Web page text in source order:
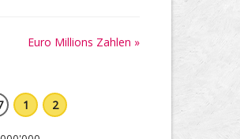
Euro Millions Zahlen »
1 2